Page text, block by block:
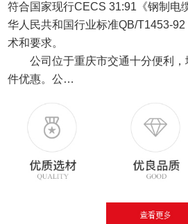
符合国家现行CECS 31:91《钢制电
华人民共和国行业标准QB/T1453-
术和要求。
公司位于重庆市交通十分便利
件优惠。公…